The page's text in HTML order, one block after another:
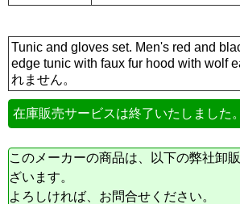
Tunic and gloves set. Men's red and
edge tunic with faux fur hood with wolf
れません。
在庫販売サービスは終了いたしました
このメーカーの商品は、以下の弊社卸
ざいます。
よろしければ、お問合せください。